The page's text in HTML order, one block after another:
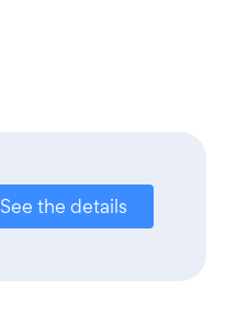
See the details